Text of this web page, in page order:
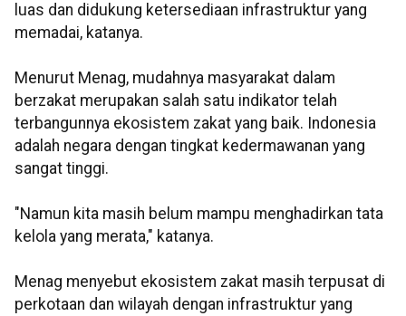
luas dan didukung ketersediaan infrastruktur yang
memadai, katanya.
Menurut Menag, mudahnya masyarakat dalam
berzakat merupakan salah satu indikator telah
terbangunnya ekosistem zakat yang baik. Indonesia
adalah negara dengan tingkat kedermawanan yang
sangat tinggi.
"Namun kita masih belum mampu menghadirkan tata
kelola yang merata," katanya.
Menag menyebut ekosistem zakat masih terpusat di
perkotaan dan wilayah dengan infrastruktur yang